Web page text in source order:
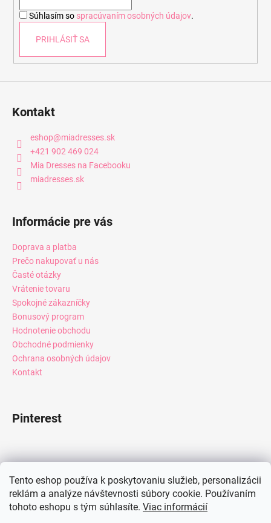
Tento eshop používa k poskytovaniu služieb, personalizácii
reklám a analýze návštevnosti súbory cookie. Používaním
tohoto eshopu s tým súhlasíte. Viac informácií
Súhlasím so spracúvaním osobných údajov.
PRIHLÁSIŤ SA
Kontakt
eshop@miadresses.sk
+421 902 469 024
Mia Dresses na Facebooku
miadresses.sk
Informácie pre vás
Doprava a platba
Prečo nakupovať u nás
Časté otázky
Vrátenie tovaru
Spokojné zákazníčky
Bonusový program
Hodnotenie obchodu
Obchodné podmienky
Ochrana osobných údajov
Kontakt
Pinterest
Instagram